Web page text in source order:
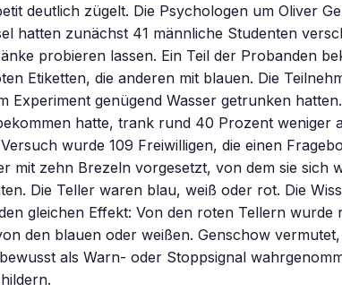
deutlich zügelt. Die Psychologen um Oliver
hatten zunächst 41 männliche Studenten
probieren lassen. Ein Teil der Probanden
Etiketten, die anderen mit blauen. Die
Experiment genügend Wasser getrunken
hatte, trank rund 40 Prozent weniger
wurde 109 Freiwilligen, die einen
mit zehn Brezeln vorgesetzt, von dem sie sich
Die Teller waren blau, weiß oder rot. Die
gleichen Effekt: Von den roten Tellern wurde
den blauen oder weißen. Genschow
als Warn- oder Stoppsignal